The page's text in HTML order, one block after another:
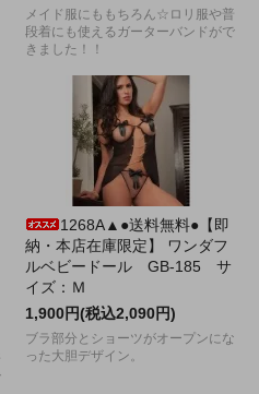
メイド服にももちろん☆ロリ服や普
段着にも使えるガーターバンドがで
きました！！
1268A▲●送料無料●【即
納・本店在庫限定】 ワンダフ
ルベビードール GB-185 サ
イズ：Ｍ
1,900円(税込2,090円)
ブラ部分とショーツがオープンにな
った大胆デザイン。